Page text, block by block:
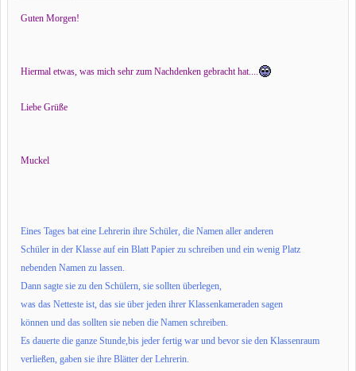
Guten Morgen!
Hiermal etwas, was mich sehr zum Nachdenken gebracht hat....
Liebe Grüße
Muckel
Eines Tages bat eine Lehrerin ihre Schüler, die Namen aller anderen
Schüler in der Klasse auf ein Blatt Papier zu schreiben und ein wenig Platz
nebenden Namen zu lassen.
Dann sagte sie zu den Schülern, sie sollten überlegen,
was das Netteste ist, das sie über jeden ihrer Klassenkameraden sagen
können und das sollten sie neben die Namen schreiben.
Es dauerte die ganze Stunde,bis jeder fertig war und bevor sie den Klassenraum
verließen, gaben sie ihre Blätter der Lehrerin.